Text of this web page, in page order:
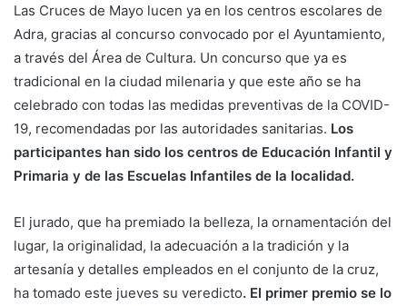
Las Cruces de Mayo lucen ya en los centros escolares de
Adra, gracias al concurso convocado por el Ayuntamiento,
a través del Área de Cultura. Un concurso que ya es
tradicional en la ciudad milenaria y que este año se ha
celebrado con todas las medidas preventivas de la COVID-
19, recomendadas por las autoridades sanitarias. Los
participantes han sido los centros de Educación Infantil y
Primaria y de las Escuelas Infantiles de la localidad.
El jurado, que ha premiado la belleza, la ornamentación del
lugar, la originalidad, la adecuación a la tradición y la
artesanía y detalles empleados en el conjunto de la cruz,
ha tomado este jueves su veredicto. El primer premio se lo